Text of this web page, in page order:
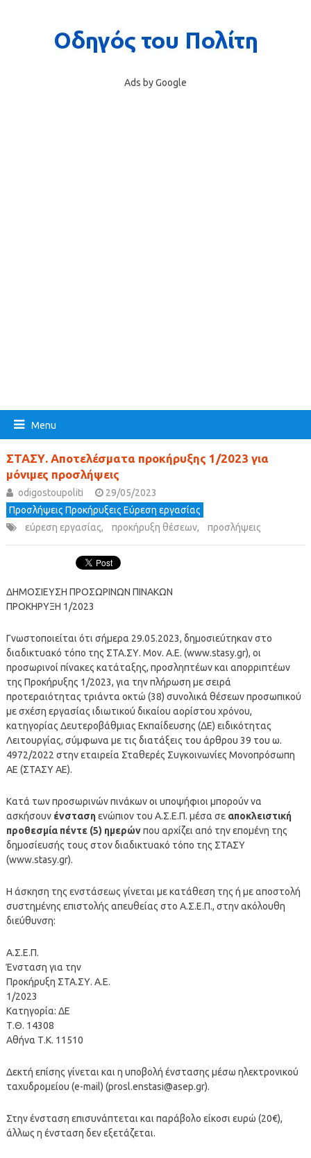
Ads by Google
Menu
ΣΤΑΣΥ. Αποτελέσματα προκήρυξης 1/2023 για
μόνιμες προσλήψεις
odigostoupoliti
29/05/2023
Προσλήψεις Προκήρυξεις Εύρεση εργασίας
εύρεση εργασίας, προκήρυξη θέσεων, προσλήψεις
ΔΗΜΟΣΙΕΥΣΗ ΠΡΟΣΩΡΙΝΩΝ ΠΙΝΑΚΩΝ
ΠΡΟΚΗΡΥΞΗ 1/2023
Γνωστοποιείται ότι σήμερα 29.05.2023, δημοσιεύτηκαν στο
διαδικτυακό τόπο της ΣΤΑ.ΣΥ. Μον. Α.Ε. (www.stasy.gr), οι
προσωρινοί πίνακες κατάταξης, προσληπτέων και απορριπτέων
της Προκήρυξης 1/2023, για την πλήρωση με σειρά
προτεραιότητας τριάντα οκτώ (38) συνολικά θέσεων προσωπικού
με σχέση εργασίας ιδιωτικού δικαίου αορίστου χρόνου,
κατηγορίας Δευτεροβάθμιας Εκπαίδευσης (ΔΕ) ειδικότητας
Λειτουργίας, σύμφωνα με τις διατάξεις του άρθρου 39 του ω.
4972/2022 στην εταιρεία Σταθερές Συγκοινωνίες Μονοπρόσωπη
ΑΕ (ΣΤΑΣΥ ΑΕ).
Κατά των προσωρινών πινάκων οι υποψήφιοι μπορούν να
ασκήσουν ένστασηενώπιον του Α.Σ.Ε.Π. μέσα σε αποκλειστική
προθεσμία πέντε (5) ημερώνπου αρχίζει από την επομένη της
δημοσίευσής τους στον διαδικτυακό τόπο της ΣΤΑΣΥ
(www.stasy.gr).
Η άσκηση της ενστάσεως γίνεται με κατάθεση της ή με αποστολή
συστημένης επιστολής απευθείας στο Α.Σ.Ε.Π., στην ακόλουθη
διεύθυνση:
Α.Σ.Ε.Π.
Ένσταση για την
Προκήρυξη ΣΤΑ.ΣΥ. Α.Ε.
1/2023
Κατηγορία: ΔΕ
Τ.Θ. 14308
Αθήνα Τ.Κ. 11510
Δεκτή επίσης γίνεται και η υποβολή ένστασης μέσω ηλεκτρονικού
ταχυδρομείου (e-mail) (prosl.enstasi@asep.gr).
Στην ένσταση επισυνάπτεται και παράβολο είκοσι ευρώ (20€),
άλλως η ένσταση δεν εξετάζεται.